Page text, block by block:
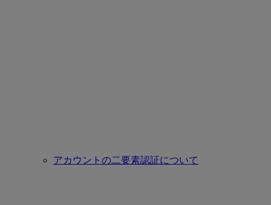
アカウントの二要素認証について